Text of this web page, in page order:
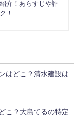
介！あらすじや評
！
はどこ？清水建設は
こ？大島てるの特定